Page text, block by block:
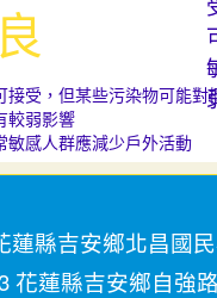
良
接受，但某些污染物可能對
較弱影響
敏感人群應減少戶外活動
蓮縣吉安鄉北昌國
花蓮縣吉安鄉自強